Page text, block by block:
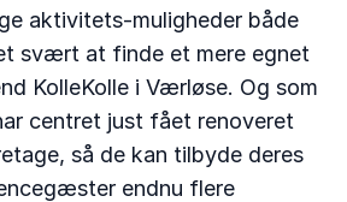
aktivitets-muligheder både
svært at finde et mere egnet
KolleKolle i Værløse. Og som
centret just fået renoveret
så de kan tilbyde deres
endnu flere